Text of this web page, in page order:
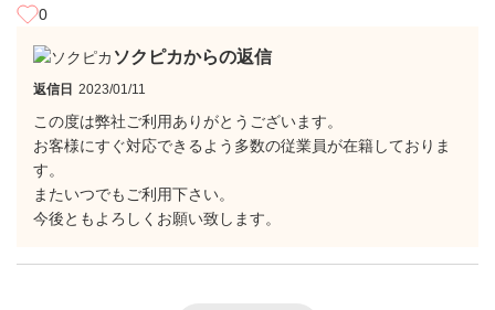
0
ソクピカからの返信
返信日 2023/01/11
この度は弊社ご利用ありがとうございます。
お客様にすぐ対応できるよう多数の従業員が在籍しておりま
す。
またいつでもご利用下さい。
今後ともよろしくお願い致します。